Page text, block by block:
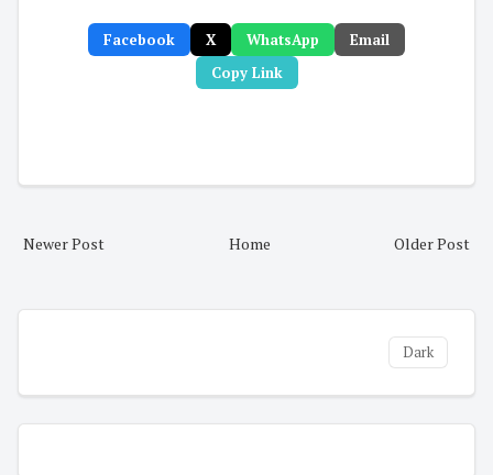
Facebook X WhatsApp
Email
Copy Link
Newer Post Older Post
Home
Dark